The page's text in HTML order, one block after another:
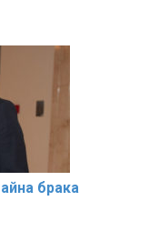
брaка